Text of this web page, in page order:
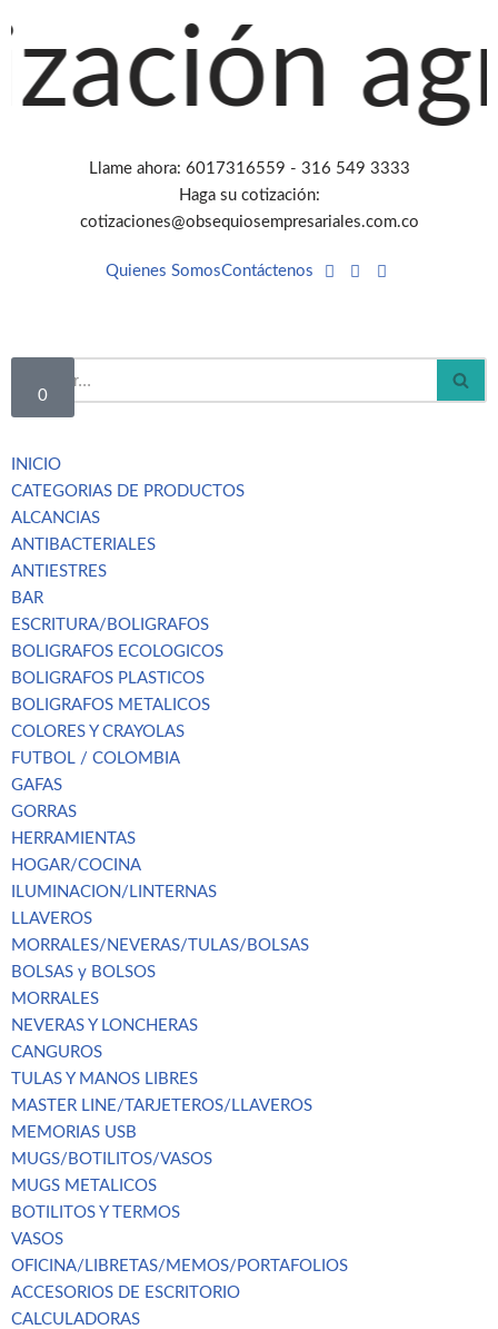
Saltar
Llame ahora: 6017316559 - 316 549 3333
Haga su cotización:
cotizaciones@obsequiosempresariales.com.co
Quienes SomosContáctenos
0
INICIO
CATEGORIAS DE PRODUCTOS
ALCANCIAS
ANTIBACTERIALES
ANTIESTRES
BAR
ESCRITURA/BOLIGRAFOS
BOLIGRAFOS ECOLOGICOS
BOLIGRAFOS PLASTICOS
BOLIGRAFOS METALICOS
COLORES Y CRAYOLAS
FUTBOL / COLOMBIA
GAFAS
GORRAS
HERRAMIENTAS
HOGAR/COCINA
ILUMINACION/LINTERNAS
LLAVEROS
MORRALES/NEVERAS/TULAS/BOLSAS
BOLSAS y BOLSOS
MORRALES
NEVERAS Y LONCHERAS
CANGUROS
TULAS Y MANOS LIBRES
MASTER LINE/TARJETEROS/LLAVEROS
MEMORIAS USB
MUGS/BOTILITOS/VASOS
MUGS METALICOS
BOTILITOS Y TERMOS
VASOS
OFICINA/LIBRETAS/MEMOS/PORTAFOLIOS
ACCESORIOS DE ESCRITORIO
CALCULADORAS